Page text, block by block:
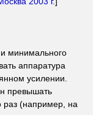
минимального
аппаратура
усилении.
превышать
раз (например, на